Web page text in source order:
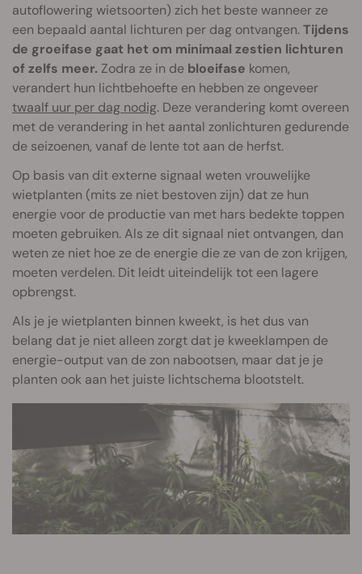
autoflowering wietsoorten) zich het beste wanneer ze
een bepaald aantal lichturen per dag ontvangen.Tijdens
de groeifase gaat het om minimaal zestien lichturen
of zelfs meer. Zodra ze in de bloeifase komen,
verandert hun lichtbehoefte en hebben ze ongeveer
twaalf uur per dag nodig. Deze verandering komt overeen
met de verandering in het aantal zonlichturen gedurende
de seizoenen, vanaf de lente tot aan de herfst.
Op basis van dit externe signaal weten vrouwelijke
wietplanten (mits ze niet bestoven zijn) dat ze hun
energie voor de productie van met hars bedekte toppen
moeten gebruiken. Als ze dit signaal niet ontvangen, dan
weten ze niet hoe ze de energie die ze van de zon krijgen,
moeten verdelen. Dit leidt uiteindelijk tot een lagere
opbrengst.
Als je je wietplanten binnen kweekt, is het dus van
belang dat je niet alleen zorgt dat je kweeklampen de
energie-output van de zon nabootsen, maar dat je je
planten ook aan het juiste lichtschema blootstelt.